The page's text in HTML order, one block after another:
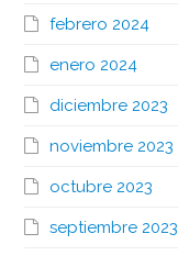
febrero 2024
enero 2024
diciembre 2023
noviembre 2023
octubre 2023
septiembre 2023